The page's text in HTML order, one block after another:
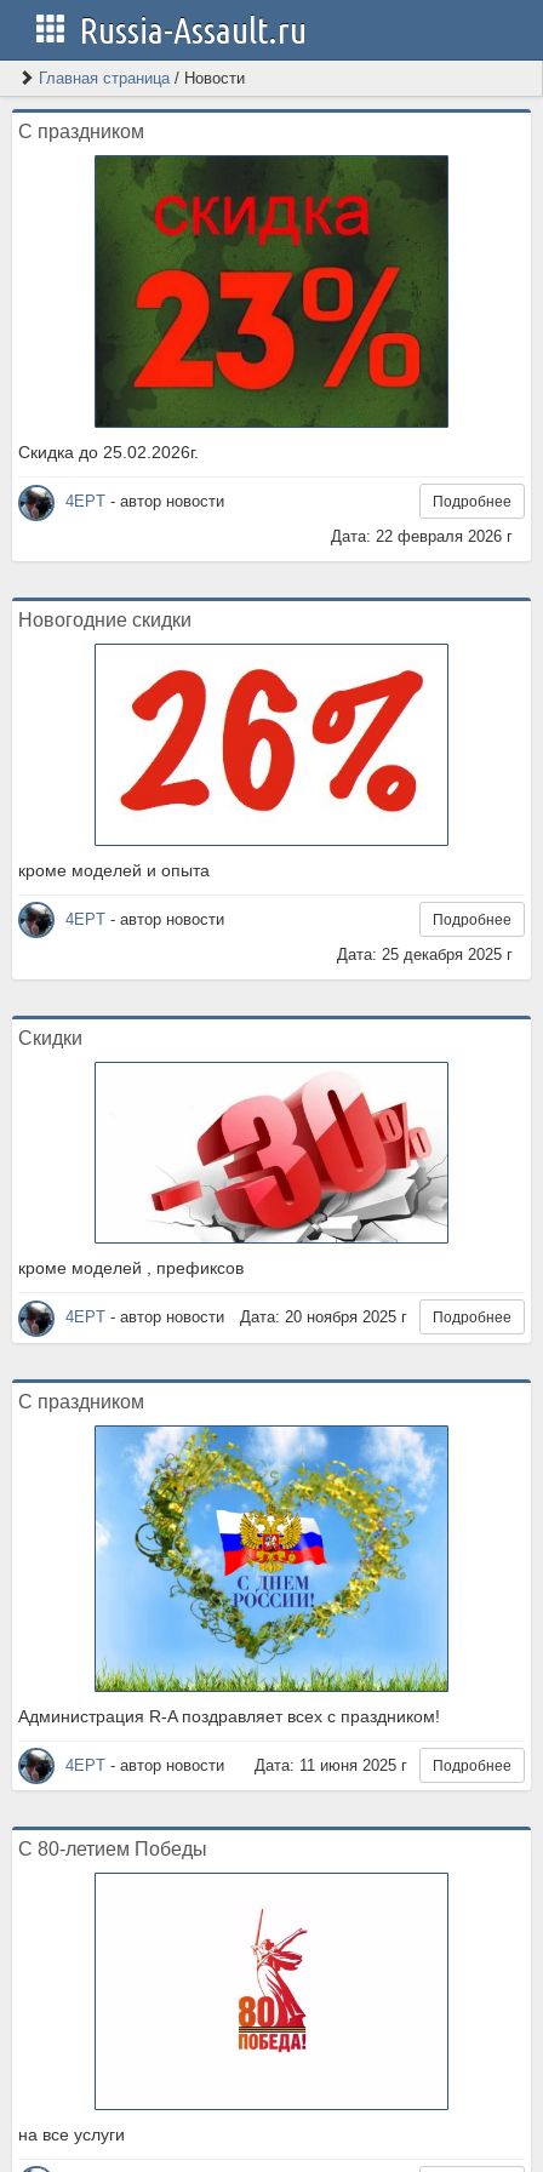
Russia-Assault.ru
Главная страница/ Новости
С праздником
Скидка до 25.02.2026г.
4EPT - автор новости Подробнее
Дата: 22 февраля 2026 г
Новогодние скидки
кроме моделей и опыта
4EPT - автор новости Подробнее
Дата: 25 декабря 2025 г
Скидки
кроме моделей , префиксов
4EPT - автор новости Подробнее
Дата: 20 ноября 2025 г
С праздником
Администрация R-A поздравляет всех с праздником!
4EPT - автор новости Подробнее
Дата: 11 июня 2025 г
С 80-летием Победы
на все услуги